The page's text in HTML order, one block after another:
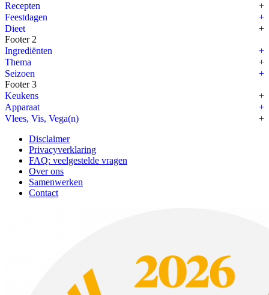
Recepten
Feestdagen
Dieet
Footer 2
Ingrediënten
Thema
Seizoen
Footer 3
Keukens
Apparaat
Vlees, Vis, Vega(n)
Disclaimer
Privacyverklaring
FAQ: veelgestelde vragen
Over ons
Samenwerken
Contact